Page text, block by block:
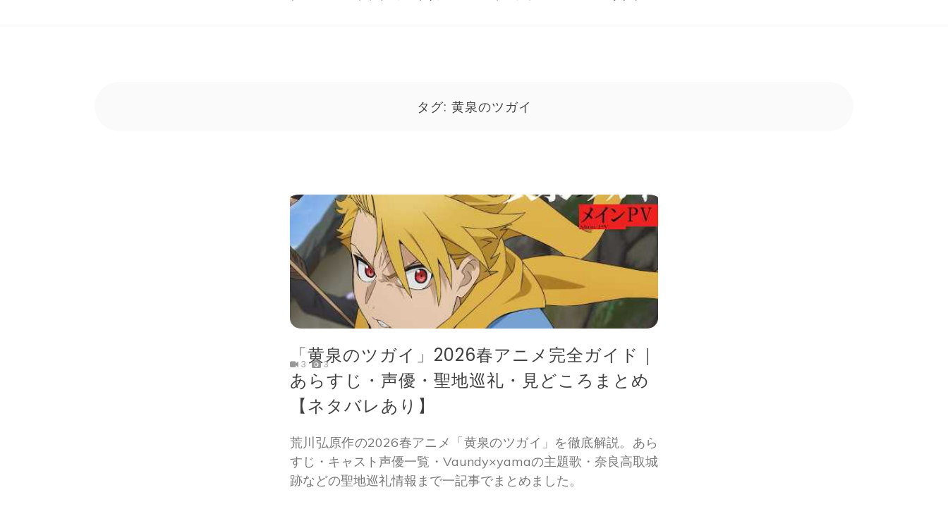
タグ: 黄泉のツガイ
3 3
「黄泉のツガイ」2026春アニメ完全ガイド｜
あらすじ・声優・聖地巡礼・見どころまとめ
【ネタバレあり】
荒川弘原作の2026春アニメ「黄泉のツガイ」を徹底解説。あら
すじ・キャスト声優一覧・Vaundy×yamaの主題歌・奈良高取城
跡などの聖地巡礼情報まで一記事でまとめました。